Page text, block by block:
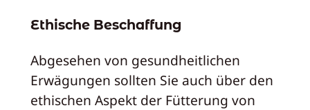
Ethische Beschaffung
Abgesehen von gesundheitlichen
Erwägungen sollten Sie auch über den
ethischen Aspekt der Fütterung von